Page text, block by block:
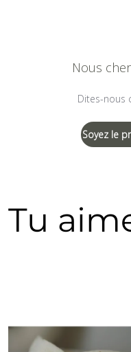
Nous
Dites-nous
Soyez le
Tu